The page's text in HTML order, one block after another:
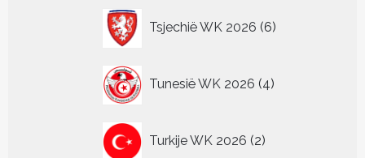
Tsjechië WK 2026 6
producten
Tunesië WK 2026 4
producten
Turkije WK 2026 2
producten